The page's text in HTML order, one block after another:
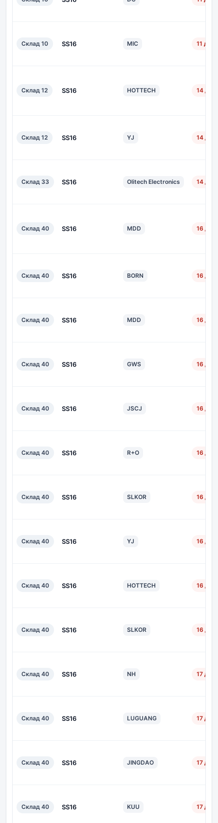
Склад 10 SS16 MIC 11 дн.
Склад 12 SS16 HOTTECH 14 дн.
Склад 12 SS16 YJ 14 дн.
Склад 33 SS16 Olitech Electronics 14 дн.
Склад 40 SS16 MDD 16 дн.
Склад 40 SS16 BORN 16 дн.
Склад 40 SS16 MDD 16 дн.
Склад 40 SS16 GWS 16 дн.
Склад 40 SS16 JSCJ 16 дн.
Склад 40 SS16 R+O 16 дн.
Склад 40 SS16 SLKOR 16 дн.
Склад 40 SS16 YJ 16 дн.
Склад 40 SS16 HOTTECH 16 дн.
Склад 40 SS16 SLKOR 16 дн.
Склад 40 SS16 NH 17 дн.
Склад 40 SS16 LUGUANG 17 дн.
Склад 40 SS16 JINGDAO 17 дн.
Склад 40 SS16 KUU 17 дн.